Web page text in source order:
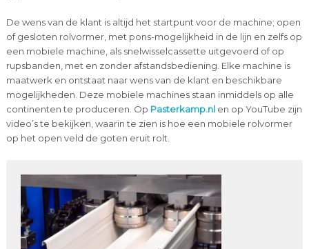
De wens van de klant is altijd het startpunt voor de machine; open
of gesloten rolvormer, met pons-mogelijkheid in de lijn en zelfs op
een mobiele machine, als snelwisselcassette uitgevoerd of op
rupsbanden, met en zonder afstandsbediening. Elke machine is
maatwerk en ontstaat naar wens van de klant en beschikbare
mogelijkheden. Deze mobiele machines staan inmiddels op alle
continenten te produceren. Op Pasterkamp.nlen op YouTube zijn
video’s te bekijken, waarin te zien is hoe een mobiele rolvormer
op het open veld de goten eruit rolt.